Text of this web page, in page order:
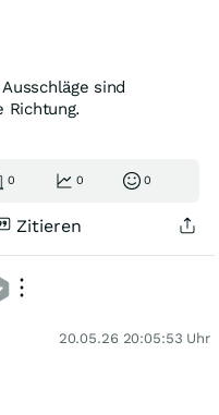
sind
Richtung.
0 0 0
Zitieren
20.05.26 20:05:53 Uhr